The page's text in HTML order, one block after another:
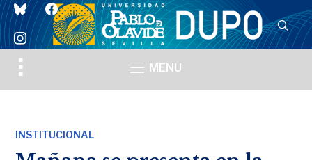
blueskyfacebook
instagram
Toggle
sidebar
MENU
INSTITUCIONAL